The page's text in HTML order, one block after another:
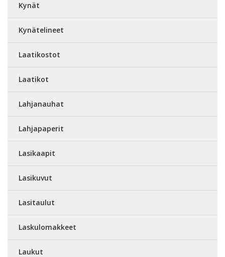
Kynät
Kynätelineet
Laatikostot
Laatikot
Lahjanauhat
Lahjapaperit
Lasikaapit
Lasikuvut
Lasitaulut
Laskulomakkeet
Laukut